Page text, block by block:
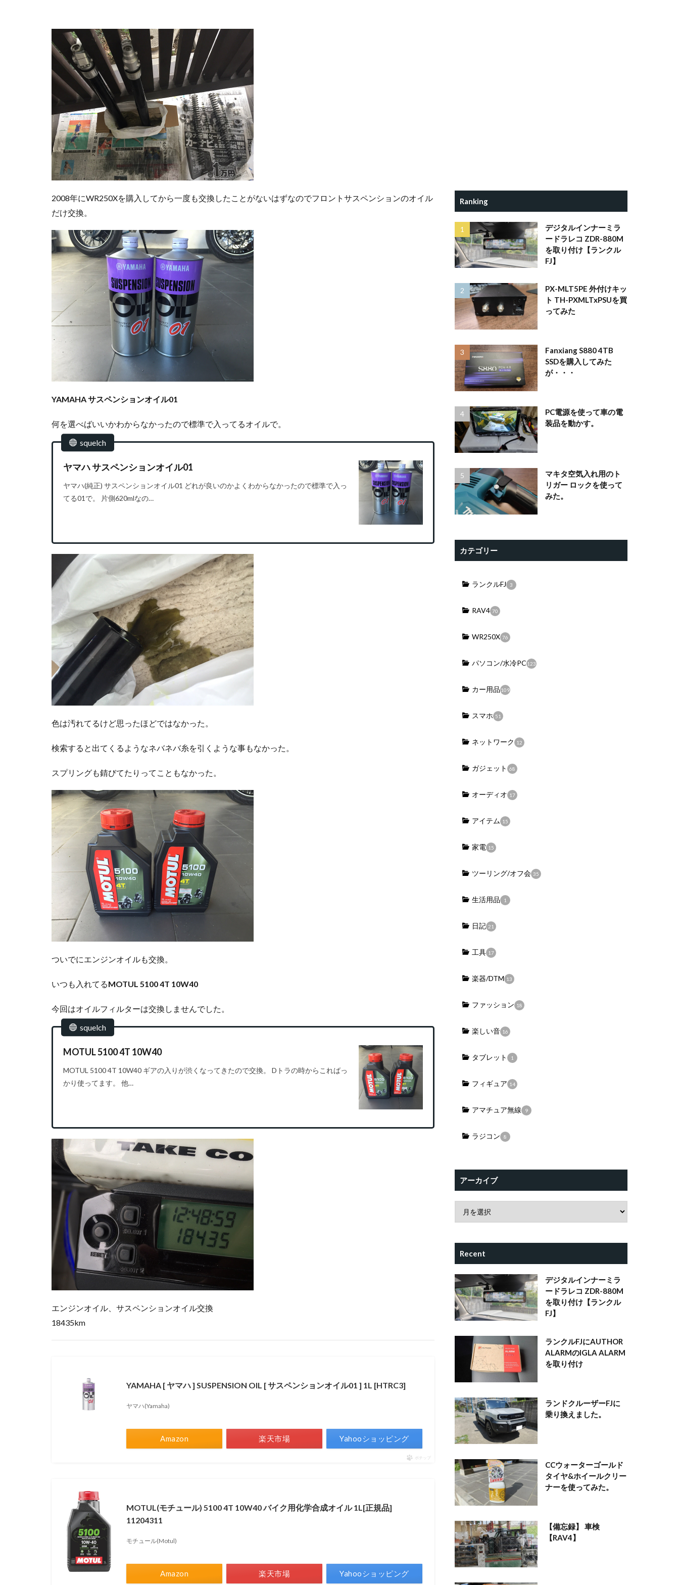
2008年にWR250Xを購入してから一度も交換したことがないはずなのでフロントサスペンションのオイル
だけ交換。
YAMAHA サスペンションオイル01
何を選べばいいかわからなかったので標準で入ってるオイルで。
squelch
ヤマハ サスペンションオイル01
ヤマハ(純正) サスペンションオイル01 どれが良いのかよくわからなかったので標準で入っ
てる01で。 片側620mlなの…
色は汚れてるけど思ったほどではなかった。
検索すると出てくるようなネバネバ糸を引くような事もなかった。
スプリングも錆びてたりってこともなかった。
ついでにエンジンオイルも交換。
いつも入れてるMOTUL 5100 4T 10W40
今回はオイルフィルターは交換しませんでした。
squelch
MOTUL 5100 4T 10W40
MOTUL 5100 4T 10W40 ギアの入りが渋くなってきたので交換。 Dトラの時からこればっ
かり使ってます。 他…
エンジンオイル、サスペンションオイル交換
18435km
YAMAHA [ ヤマハ ] SUSPENSION OIL [ サスペンションオイル01 ] 1L [HTRC3]
ヤマハ(Yamaha)
Amazon 楽天市場 Yahooショッピング
ポチップ
MOTUL(モチュール) 5100 4T 10W40 バイク用化学合成オイル 1L[正規品]
11204311
モチュール(Motul)
Amazon 楽天市場 Yahooショッピング
Ranking
デジタルインナーミラ
ードラレコ ZDR-880M
を取り付け【ランクル
FJ】
PX-MLT5PE 外付けキッ
ト TH-PXMLTxPSUを買
ってみた
Fanxiang S880 4TB
SSDを購入してみた
が・・・
PC電源を使って車の電
装品を動かす。
マキタ空気入れ用のト
リガー ロックを使って
みた。
カテゴリー
ランクルFJ 3
RAV4 70
WR250X 76
パソコン/水冷PC 123
カー用品 109
スマホ 51
ネットワーク 12
ガジェット 68
オーディオ 17
アイテム 15
家電 15
ツーリング/オフ会 35
生活用品 1
日記 21
工具 17
楽器/DTM 13
ファッション 18
楽しい音 16
タブレット 1
フィギュア 14
アマチュア無線 9
ラジコン 8
アーカイブ
Recent
デジタルインナーミラ
ードラレコ ZDR-880M
を取り付け【ランクル
FJ】
ランクルFJにAUTHOR
ALARMのIGLA ALARM
を取り付け
ランドクルーザーFJに
乗り換えました。
CCウォーターゴールド
タイヤ&ホイールクリー
ナーを使ってみた。
【備忘録】 車検
【RAV4】